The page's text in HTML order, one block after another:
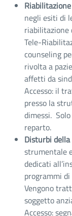
negli esiti di
riabilitazione
Tele-
counseling
rivolta a
affetti da
Accesso: il
presso la
dimessi.
reparto.
Disturbi
strumentale
dedicati
programmi
Vengono
soggetto
Accesso: